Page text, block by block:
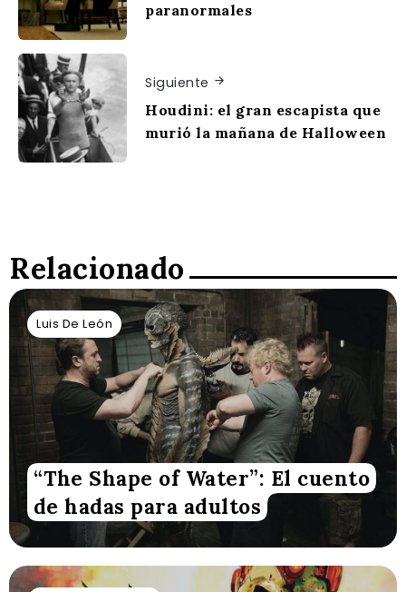
paranormales
Siguiente
Houdini: el gran escapista que
murió la mañana de Halloween
Relacionado
Luis De León
“The Shape of Water”: El cuento
de hadas para adultos